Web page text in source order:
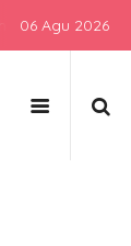
lulusan
06 Agu 2026